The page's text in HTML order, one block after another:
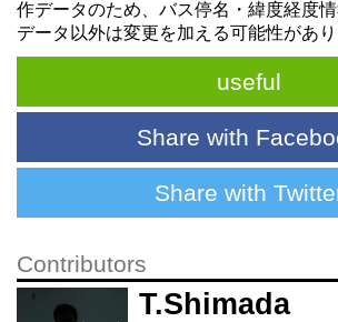
作データのため、バス停名・緯度経度
データ以外は変更を加える可能性があり
useful
Share with
Share with
Contributors
T.Shimada